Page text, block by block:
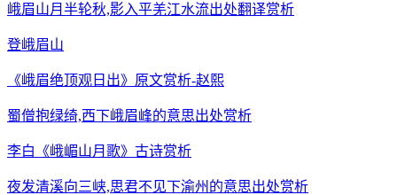
峨眉山月半轮秋,影入平羌江水流出处翻译赏析
登峨眉山
《峨眉绝顶观日出》原文赏析-赵熙
蜀僧抱绿绮,西下峨眉峰的意思出处赏析
李白《峨嵋山月歌》古诗赏析
夜发清溪向三峡,思君不见下渝州的意思出处赏析